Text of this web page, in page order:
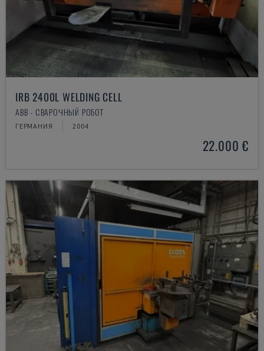
IRB 2400L WELDING CELL
ABB - СВАРОЧНЫЙ РОБОТ
ГЕРМАНИЯ 2004
22.000 €